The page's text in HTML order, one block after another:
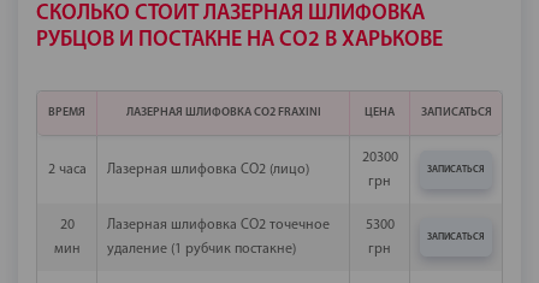
СКОЛЬКО СТОИТ ЛАЗЕРНАЯ ШЛИФОВКА
РУБЦОВ И ПОСТАКНЕ НА СО2 В ХАРЬКОВЕ
2 часа Лазерная шлифовка СО2 (лицо)
20300
грн
ЗАПИСАТЬСЯ
20
мин
Лазерная шлифовка CO2 точечное
удаление (1 рубчик постакне)
5300
грн
ЗАПИСАТЬСЯ
ВРЕМЯ ЛАЗЕРНАЯ ШЛИФОВКА СО2 FRAXINI ЦЕНА ЗАПИСАТЬСЯ